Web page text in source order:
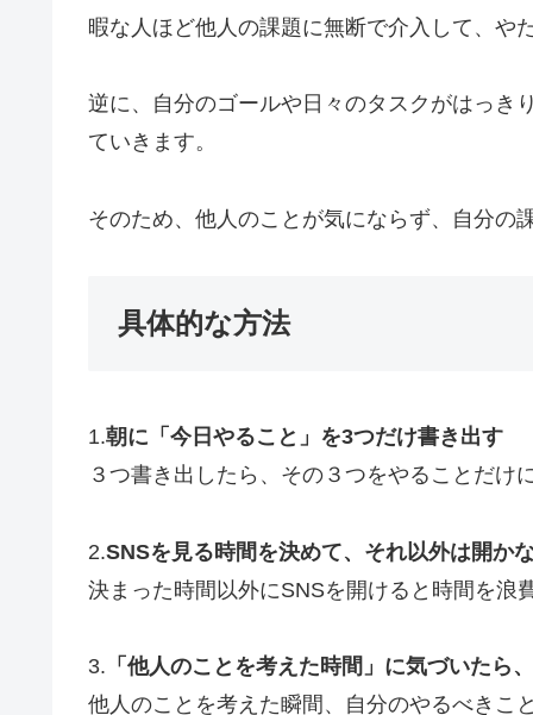
暇な人ほど他人の課題に無断で介入して、や
逆に、自分のゴールや日々のタスクがはっき
ていきます。
そのため、他人のことが気にならず、自分の
具体的な方法
1.朝に「今日やること」を3つだけ書き出す
３つ書き出したら、その３つをやることだけ
2.SNSを見る時間を決めて、それ以外は開か
決まった時間以外にSNSを開けると時間を浪
3. 「他人のことを考えた時間」に気づいたら
他人のことを考えた瞬間、自分のやるべきこ